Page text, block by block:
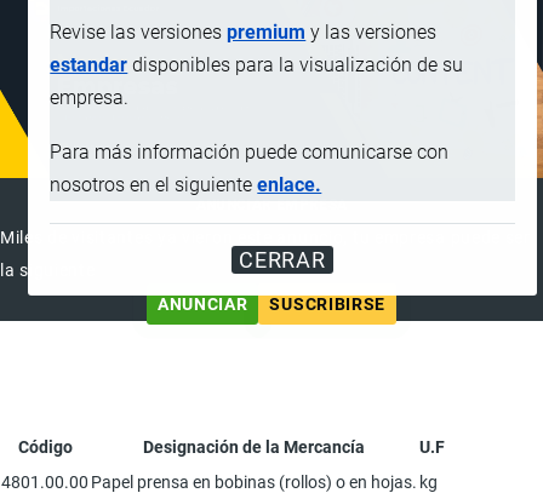
Revise las versionespremium y las versiones
estandar disponibles para la visualización de su
empresa.
Para más información puede comunicarse con
nosotros en el siguienteenlace.
CERRAR
Miles de visitantes ya vieron este anuncio, tu empresa puede ser
la siguiente
ANUNCIAR
SUSCRIBIRSE
Código Designación de la Mercancía
U.F
4801.00.00 Papel prensa en bobinas (rollos) o en hojas. kg